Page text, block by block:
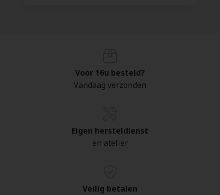
Voor 16u besteld?
Vandaag verzonden
Eigen hersteldienst
en atelier
Veilig betalen